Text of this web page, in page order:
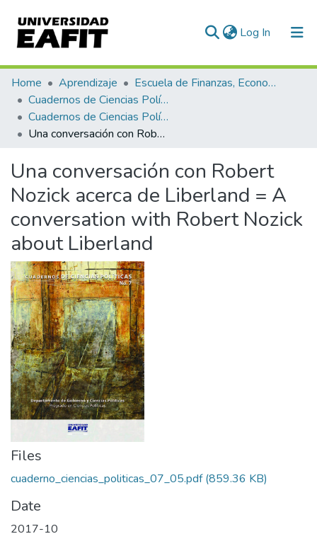
Log In (current)
Communities & Collections
All of DSpace
Statistics
Home Aprendizaje
Escuela de Finanzas, Economía y Gobierno
Cuadernos de Ciencias Políticas
Cuadernos de Ciencias Políticas, Núm. 07 (2017)
Una conversación con Robert Nozick acerca de Liberland = A conversation with Robert Nozick about Liberland
Una conversación con Robert
Nozick acerca de Liberland = A
conversation with Robert Nozick
about Liberland
Files
cuaderno_ciencias_politicas_07_05.pdf(859.36 KB)
Date
2017-10